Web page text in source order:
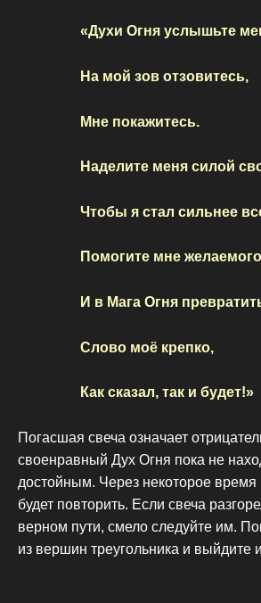
«Духи Огня услышьте
На мой зов отзовитесь,
Мне покажитесь.
Наделите меня силой
Чтобы я стал сильнее
Помогите мне
И в Мага Огня
Слово моё крепко,
Как сказал, так и будет!»
Погасшая свеча означает
своенравный Дух Огня пока не
достойным. Через некоторое
будет повторить. Если свеча
верном пути, смело следуйте им.
из вершин треугольника и выйдите